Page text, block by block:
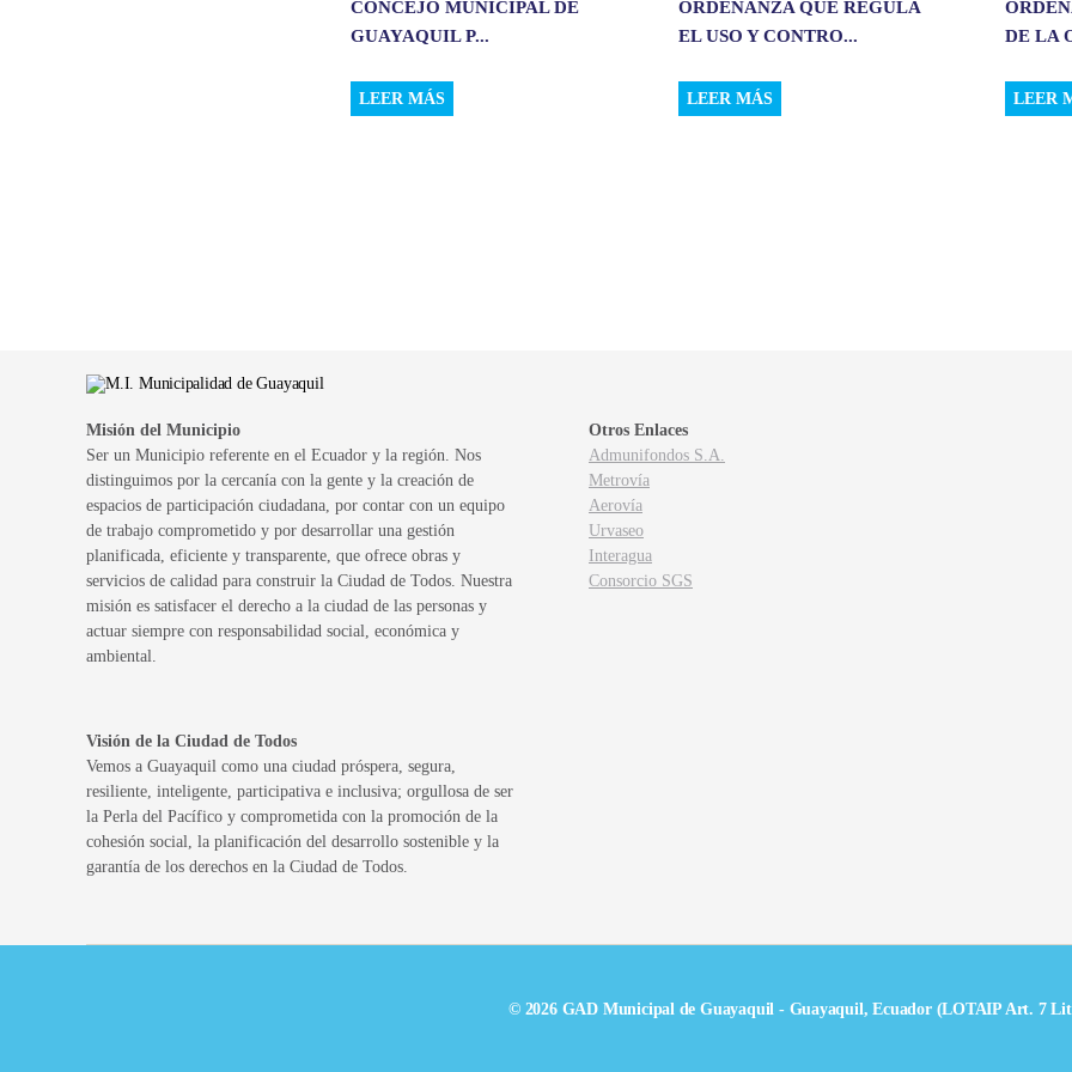
CONCEJO MUNICIPAL DE
GUAYAQUIL P...
LEER MÁS
ORDENANZA QUE REGULA
EL USO Y CONTRO...
LEER MÁS
DE LA
LEER
Misión del Municipio
Ser un Municipio referente en el Ecuador y la región. Nos
distinguimos por la cercanía con la gente y la creación de
espacios de participación ciudadana, por contar con un equipo
de trabajo comprometido y por desarrollar una gestión
planificada, eficiente y transparente, que ofrece obras y
servicios de calidad para construir la Ciudad de Todos. Nuestra
misión es satisfacer el derecho a la ciudad de las personas y
actuar siempre con responsabilidad social, económica y
ambiental.
Visión de la Ciudad de Todos
Vemos a Guayaquil como una ciudad próspera, segura,
resiliente, inteligente, participativa e inclusiva; orgullosa de ser
la Perla del Pacífico y comprometida con la promoción de la
cohesión social, la planificación del desarrollo sostenible y la
garantía de los derechos en la Ciudad de Todos.
Otros Enlaces
Admunifondos S.A.
Metrovía
Aerovía
Urvaseo
Interagua
Consorcio SGS
© 2026 GAD Municipal de Guayaquil - Guayaquil, Ecuador (LOTAIP Art. 7